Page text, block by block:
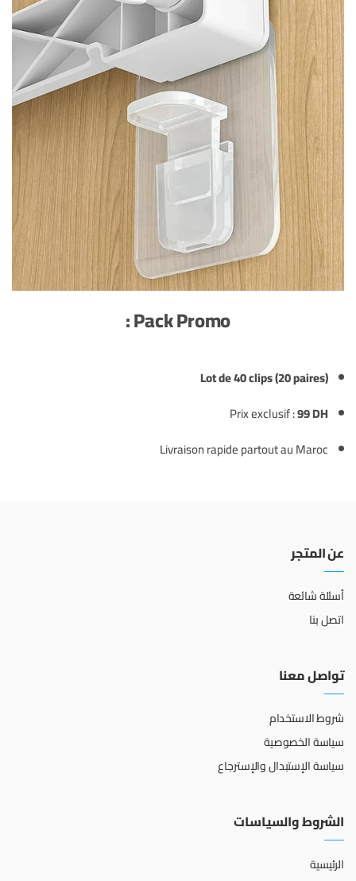
Pack Promo :
Lot de 40 clips (20 paires)
Prix exclusif :99 DH
Livraison rapide partout au Maroc
عن المتجر
أسئلة شائعة
اتصل بنا
تواصل معنا
شروط الاستخدام
سياسة الخصوصية
سياسة الإستبدال والإسترجاع
الشروط والسياسات
الرئيسية